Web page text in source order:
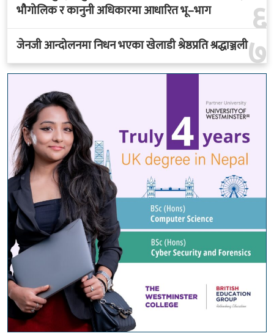
६
भौगोलिक र कानुनी अधिकारमा आधारित भू–भाग
७
जेनजी आन्दोलनमा निधन भएका खेलाडी श्रेष्ठप्रति श्रद्धाञ्जली